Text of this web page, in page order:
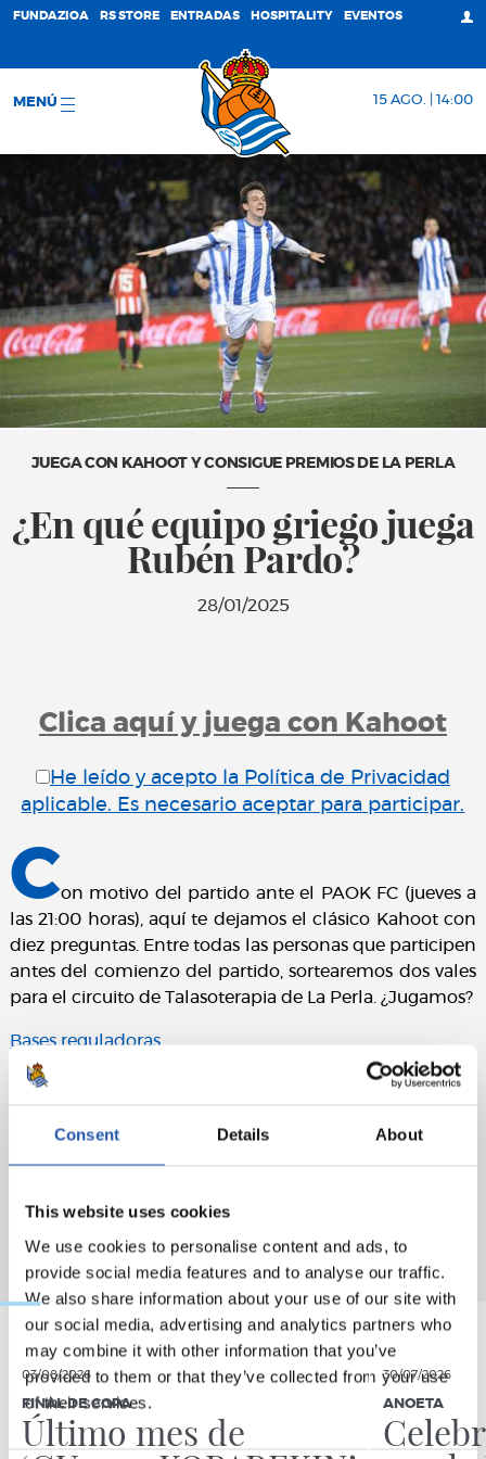
Consent Details About
This website uses cookies
We use cookies to personalise content and ads, to
provide social media features and to analyse our traffic.
We also share information about your use of our site with
our social media, advertising and analytics partners who
may combine it with other information that you’ve
provided to them or that they’ve collected from your use
of their services.
FUNDAZIOA RS STORE ENTRADAS HOSPITALITY EVENTOS
MENÚ 15 AGO. | 14:00
JUEGA CON KAHOOT Y CONSIGUE PREMIOS DE LA PERLA
¿En qué equipo griego juega
Rubén Pardo?
28/01/2025
Clica aquí y juega con Kahoot
He leído y acepto la Política de Privacidad
aplicable. Es necesario aceptar para participar.
Con motivo del partido ante el PAOK FC (jueves a
las 21:00 horas), aquí te dejamos el clásico Kahoot con
diez preguntas. Entre todas las personas que participen
antes del comienzo del partido, sortearemos dos vales
para el circuito de Talasoterapia de La Perla. ¿Jugamos?
Bases reguladoras
03/08/2026
FINAL DE COPA
Último mes de
30/07/2026
ANOETA